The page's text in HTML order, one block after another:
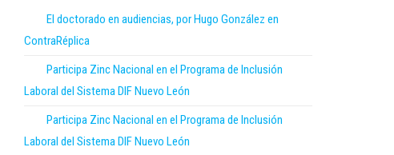
El doctorado en audiencias, por Hugo González en
ContraRéplica
Participa Zinc Nacional en el Programa de Inclusión
Laboral del Sistema DIF Nuevo León
Participa Zinc Nacional en el Programa de Inclusión
Laboral del Sistema DIF Nuevo León